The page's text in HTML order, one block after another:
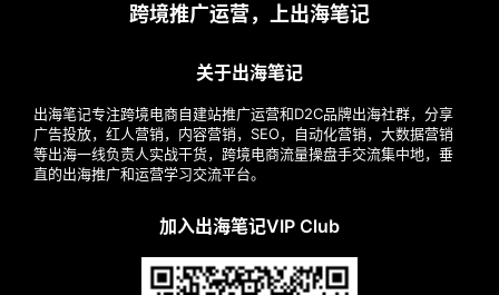
跨境推广运营，上出海笔记
关于出海笔记
出海笔记专注跨境电商自建站推广运营和D2C品牌出海社群，分享
广告投放，红人营销，内容营销，SEO，自动化营销，大数据营销
等出海一线负责人实战干货，跨境电商流量操盘手交流集中地，垂
直的出海推广和运营学习交流平台。
加入出海笔记VIP Club